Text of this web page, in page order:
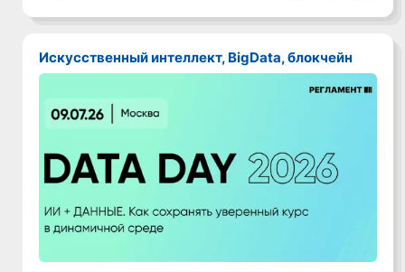
Искусственный интеллект, BigData, блокчейн